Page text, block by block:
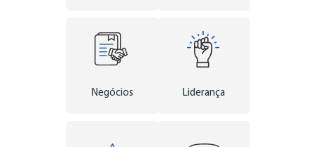
Negócios Liderança